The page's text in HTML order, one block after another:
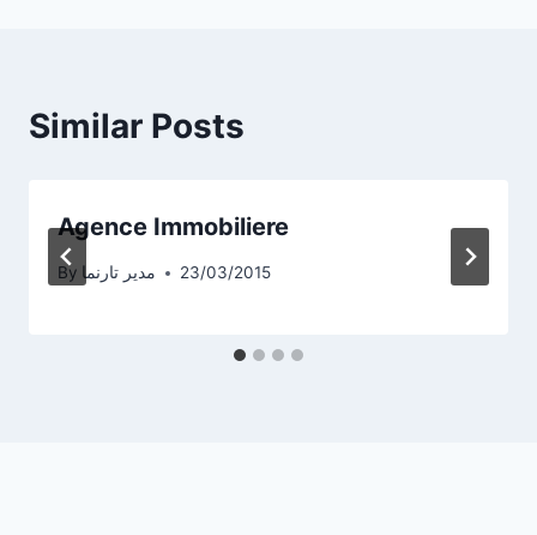
Similar Posts
Agence Immobiliere
By مدیر تارنما 23/03/2015